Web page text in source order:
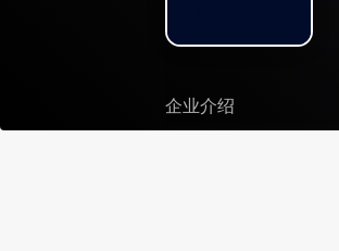
企业介绍